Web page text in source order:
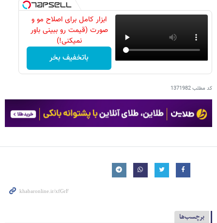
ابزار کامل برای اصلاح مو و
صورت (قیمت رو ببینی باور
نمیکنی!)
باتخفیف بخر
کد مطلب1371982
برچسب‌ها